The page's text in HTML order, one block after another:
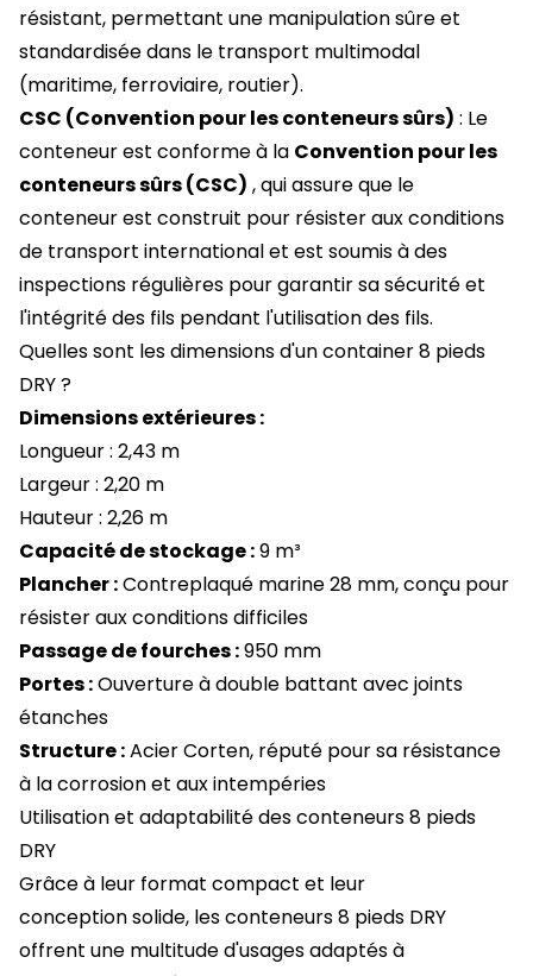
résistant, permettant une manipulation sûre et
standardisée dans le transport multimodal
(maritime, ferroviaire, routier).
CSC (Convention pour les conteneurs sûrs) : Le
conteneur est conforme à la Convention pour les
conteneurs sûrs (CSC) , qui assure que le
conteneur est construit pour résister aux conditions
de transport international et est soumis à des
inspections régulières pour garantir sa sécurité et
l'intégrité des fils pendant l'utilisation des fils.
Quelles sont les dimensions d'un container 8 pieds
DRY ?
Dimensions extérieures :
Longueur : 2,43 m
Largeur : 2,20 m
Hauteur : 2,26 m
Capacité de stockage :9 m³
Plancher :Contreplaqué marine 28 mm, conçu pour
résister aux conditions difficiles
Passage de fourches :950 mm
Portes :Ouverture à double battant avec joints
étanches
Structure :Acier Corten, réputé pour sa résistance
à la corrosion et aux intempéries
Utilisation et adaptabilité des conteneurs 8 pieds
DRY
Grâce à leur format compact et leur
conception solide, les conteneurs 8 pieds DRY
offrent une multitude d'usages adaptés à